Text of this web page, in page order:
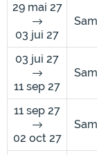
29 mai 27
03 jui 27
03 jui 27
11 sep 27
11 sep 27
02 oct 27